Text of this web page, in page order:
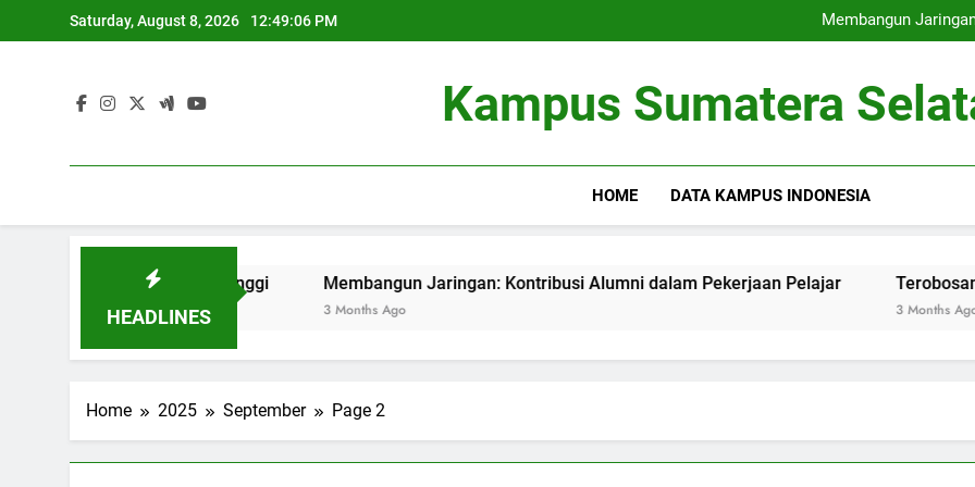
to
Saturday, August 8, 2026 12:49:07 PM
Membangun
Terobosan pada
Membangun
Terobosan pada
Kampus Sumatera
HOME DATA KAMPUS INDONESIA
HEADLINES
di Perguruan Tinggi Membangun Jaringan: Kontribusi Alumni dalam Pekerjaan Pelajar Terobosan pada
Home 2025 September Page 2